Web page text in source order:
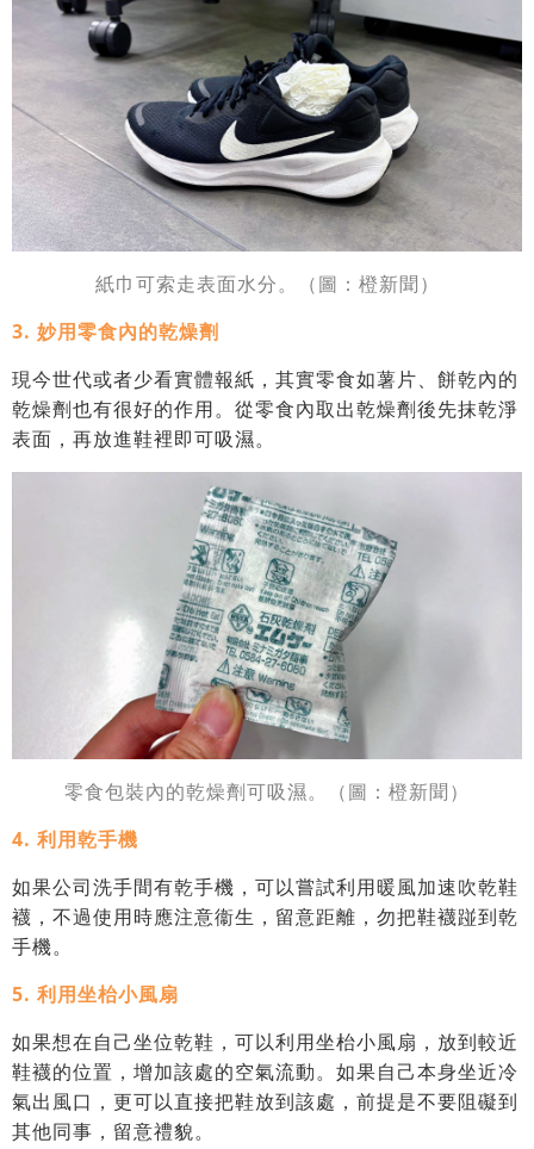
紙巾可索走表面水分。
（圖：橙新聞）
3. 妙用零食內的乾燥劑
現今世代或者少看實體報紙，其實零食如薯片、餅乾內的
乾燥劑也有很好的作用。從零食內取出乾燥劑後先抹乾淨
表面，再放進鞋裡即可吸濕。
零食包裝內的乾燥劑可吸濕。
（圖：橙新聞）
4. 利用乾手機
如果公司洗手間有乾手機，可以嘗試利用暖風加速吹乾鞋
襪，不過使用時應注意衞生，留意距離，勿把鞋襪踫到乾
手機。
5. 利用坐枱小風扇
如果想在自己坐位乾鞋，可以利用坐枱小風扇，放到較近
鞋襪的位置，增加該處的空氣流動。如果自己本身坐近冷
氣出風口，更可以直接把鞋放到該處，前提是不要阻礙到
其他同事，留意禮貌。